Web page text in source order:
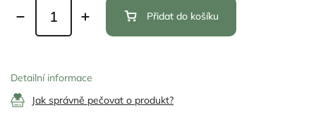
Přidat do košíku
Detailní informace
Jak správně pečovat o produkt?